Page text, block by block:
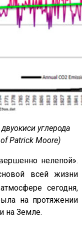
углерода
Patrick Moore)
нелепой».
всей жизни
сегодня,
на протяжении
на Земле.